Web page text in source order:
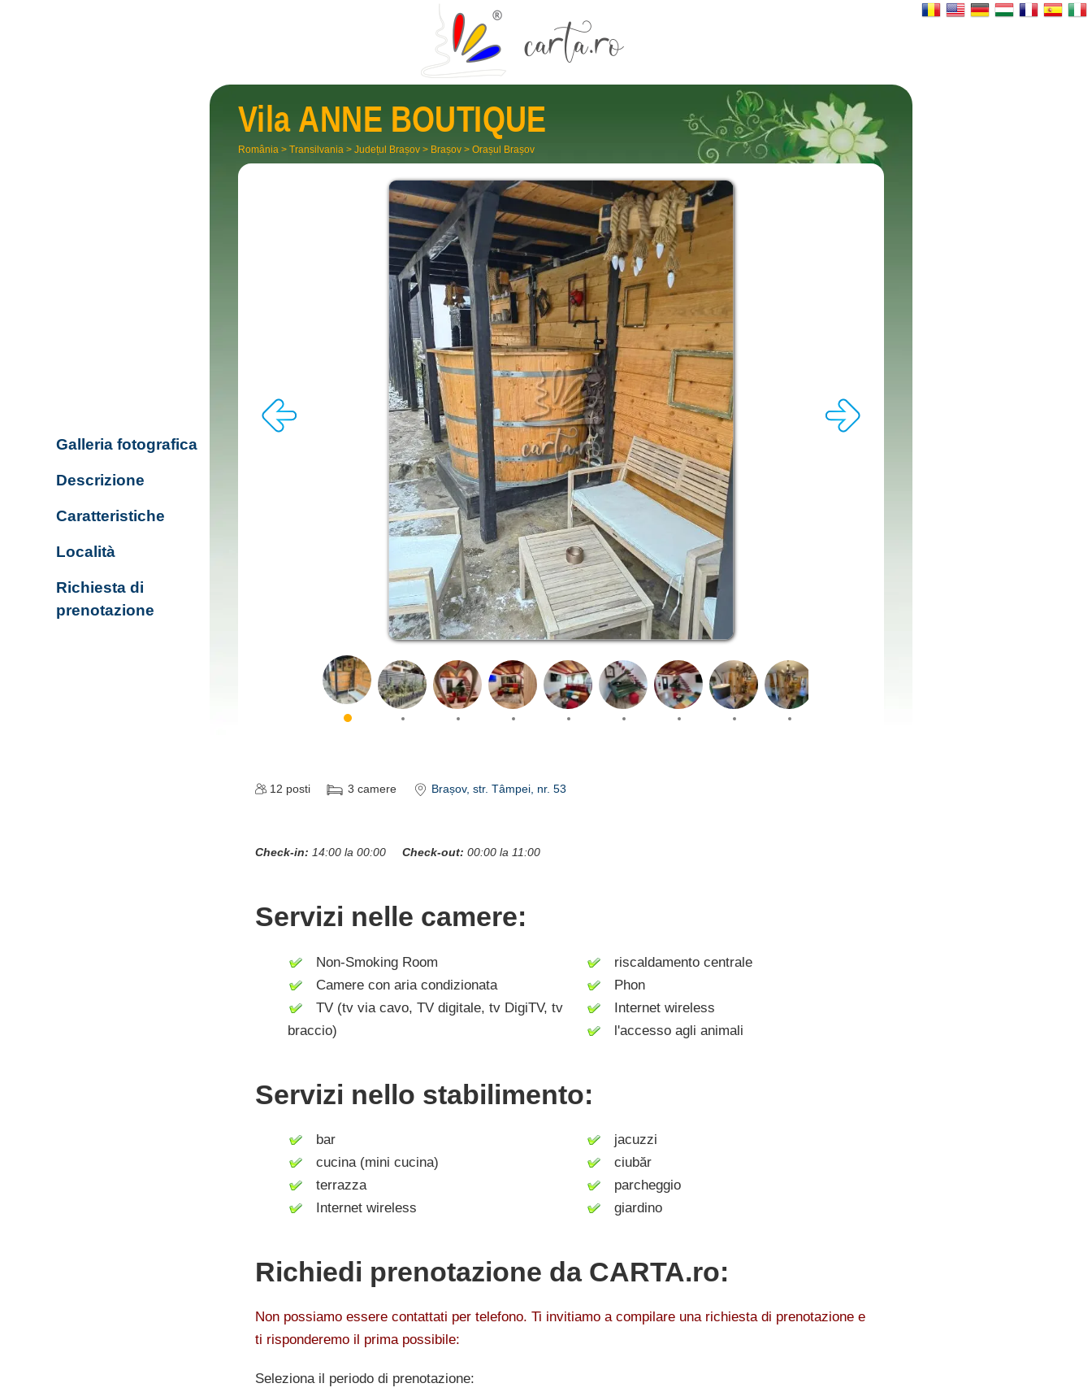
Vila ANNE BOUTIQUE
România > Transilvania > Județul Brașov > Brașov > Orașul Brașov
12 posti 3 camere Brașov, str. Tâmpei, nr. 53
Check-in: 14:00 la 00:00 Check-out: 00:00 la 11:00
Servizi nelle camere:
Non-Smoking Room
Camere con aria condizionata
TV (tv via cavo, TV digitale, tv DigiTV, tv
braccio)
riscaldamento centrale
Phon
Internet wireless
l'accesso agli animali
Servizi nello stabilimento:
bar
cucina (mini cucina)
terrazza
Internet wireless
jacuzzi
ciubăr
parcheggio
giardino
Richiedi prenotazione da CARTA.ro:
Non possiamo essere contattati per telefono. Ti invitiamo a compilare una richiesta di prenotazione e
ti risponderemo il prima possibile:
Seleziona il periodo di prenotazione:
Galleria fotografica
Descrizione
Caratteristiche
Località
Richiesta di
prenotazione